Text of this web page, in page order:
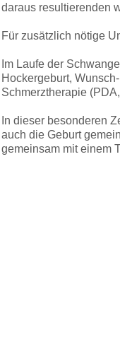
daraus resultierenden
Für zusätzlich nötige
Im Laufe der
Hockergeburt,
Schmerztherapie
In dieser besonderen
auch die Geburt
gemeinsam mit einem